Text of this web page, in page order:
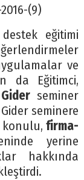
eğitimi
ve
da Eğitimci,
seminer
seminere
konulu,firma-
yerine
hakkında